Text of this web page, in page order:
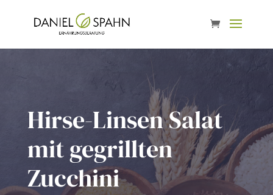
Hirse-Linsen Salat
mit gegrillten
Zucchini